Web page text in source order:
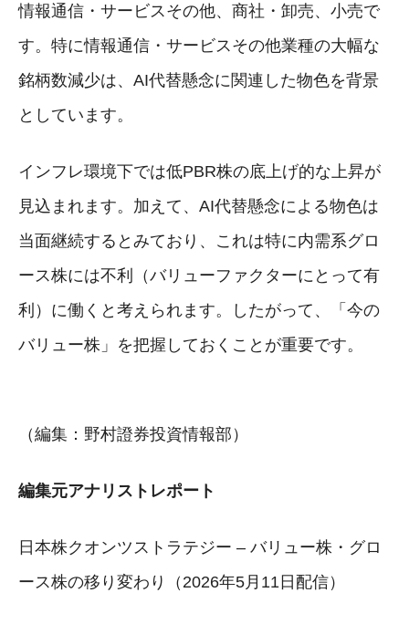
情報通信・サービスその他、商社・卸売、小売で
す。特に情報通信・サービスその他業種の大幅な
銘柄数減少は、AI代替懸念に関連した物色を背景
としています。
インフレ環境下では低PBR株の底上げ的な上昇が
見込まれます。加えて、AI代替懸念による物色は
当面継続するとみており、これは特に内需系グロ
ース株には不利（バリューファクターにとって有
利）に働くと考えられます。したがって、「今の
バリュー株」を把握しておくことが重要です。
（編集：野村證券投資情報部）
編集元アナリストレポート
日本株クオンツストラテジー – バリュー株・グロ
ース株の移り変わり（2026年5月11日配信）